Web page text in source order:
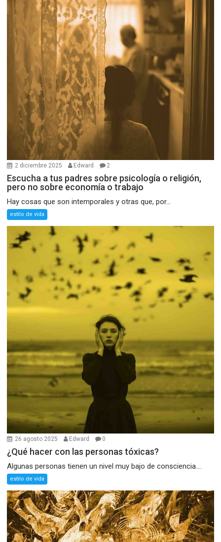
2 diciembre 2025 Edward 2
Escucha a tus padres sobre psicología o religión,
pero no sobre economía o trabajo
Hay cosas que son intemporales y otras que, por...
estilo de vida
26 agosto 2025 Edward 0
¿Qué hacer con las personas tóxicas?
Algunas personas tienen un nivel muy bajo de consciencia....
estilo de vida